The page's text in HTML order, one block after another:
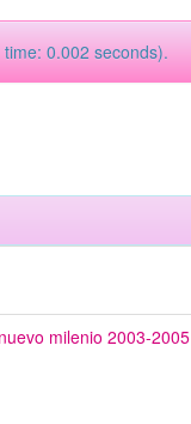
0.002 seconds).
milenio 2003-2005